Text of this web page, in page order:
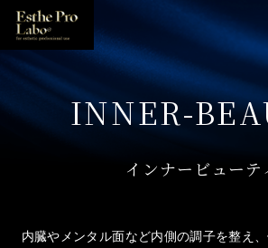
INNER-
インナービューテ
内臓やメンタル面など内側の調子を整え